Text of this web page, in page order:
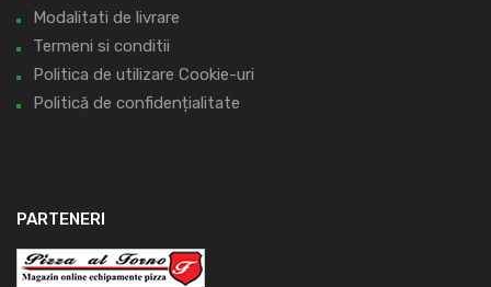
Modalitati de livrare
Termeni si conditii
Politica de utilizare Cookie-uri
Politică de confidențialitate
PARTENERI